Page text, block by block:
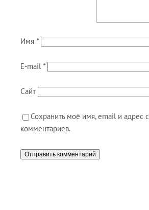
Имя *
E-mail *
Сайт
Сохранить моё имя, email и адрес
комментариев.